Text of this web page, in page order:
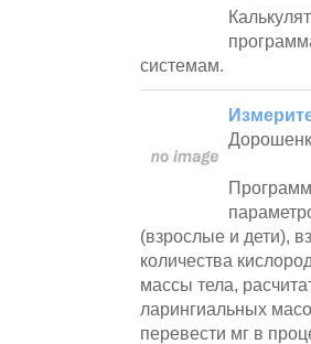
системам.
(взрослые и дети),
количества
массы тела,
ларингиальных
перевести мг в